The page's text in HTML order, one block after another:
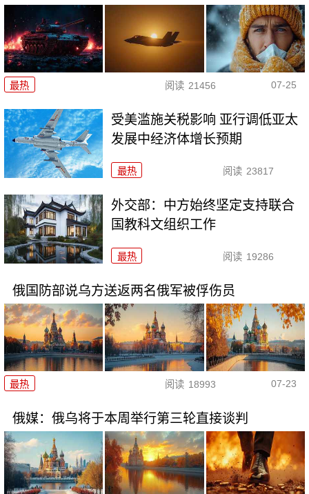
最热 阅读 21456 07-25
受美滥施关税影响 亚行调低亚太
发展中经济体增长预期
最热 阅读 23817
外交部：中方始终坚定支持联合
国教科文组织工作
最热 阅读 19286
俄国防部说乌方送返两名俄军被俘伤员
最热 阅读 18993 07-23
俄媒：俄乌将于本周举行第三轮直接谈判